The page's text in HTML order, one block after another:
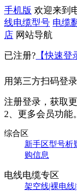
手机版 欢迎来到
线电缆型号 电缆
店 网站导航
已注册? 【快速登
用第三方扫码登录
注册登录，获取
2、更多会员功能。
综合区
新手区型号析
购信息
电线电缆专区
架空线|裸电线